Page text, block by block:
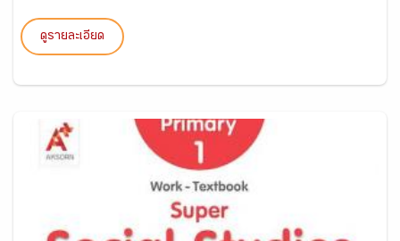
ดูรายละเอียด